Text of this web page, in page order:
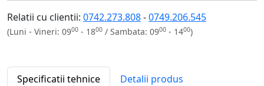
Relatii cu clientii: 0742.273.808-0749.206.545
(Luni - Vineri: 0900 - 1800 / Sambata: 0900 - 1400)
Specificatii tehnice
Detalii produs